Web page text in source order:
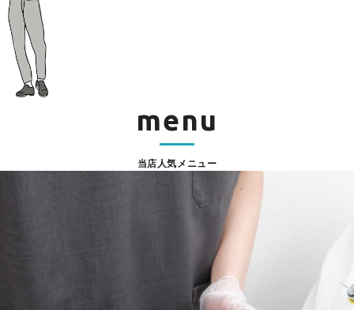
menu
当店人気メニュー